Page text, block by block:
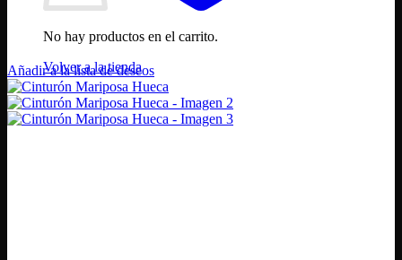
No hay productos en el carrito.
Volver a la tienda
Añadir a la lista de deseos